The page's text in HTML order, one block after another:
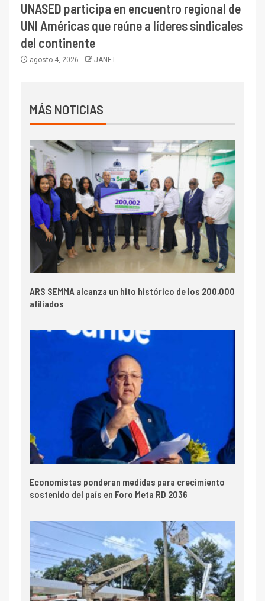
UNASED participa en encuentro regional de
UNI Américas que reúne a líderes sindicales
del continente
agosto 4, 2026 JANET
MÁS NOTICIAS
ARS SEMMA alcanza un hito histórico de los 200,000
afiliados
Economistas ponderan medidas para crecimiento
sostenido del país en Foro Meta RD 2036